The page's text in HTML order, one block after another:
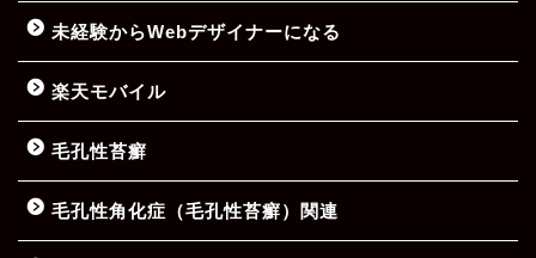
未経験からWebデザイナーになる
楽天モバイル
毛孔性苔癬
毛孔性角化症（毛孔性苔癬）関連